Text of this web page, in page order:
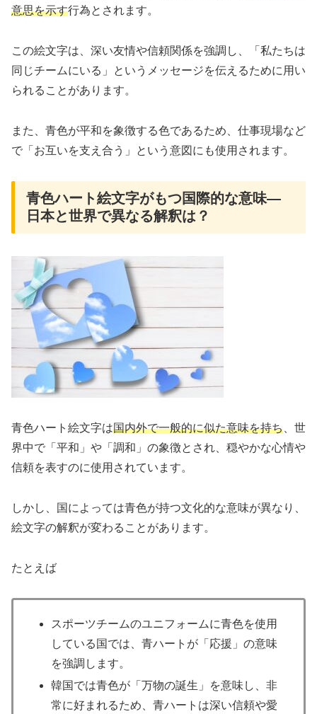
意思を示す行為とされます。
この絵文字は、深い友情や信頼関係を強調し、「私たちは
同じチームにいる」というメッセージを伝えるために用い
られることがあります。
また、青色が平和を象徴する色であるため、仕事現場など
で「お互いを支え合う」という意図にも使用されます。
青色ハート絵文字がもつ国際的な意味—
日本と世界で異なる解釈は？
青色ハート絵文字は国内外で一般的に似た意味を持ち 、世
界中で「平和」や「調和」の象徴とされ、穏やかな心情や
信頼を表すのに使用されています。
しかし、国によっては青色が持つ文化的な意味が異なり、
絵文字の解釈が変わることがあります。
たとえば
スポーツチームのユニフォームに青色を使用
している国では、青ハートが「応援」の意味
を強調します。
韓国では青色が「万物の誕生」を意味し、非
常に好まれるため、青ハートは深い信頼や愛